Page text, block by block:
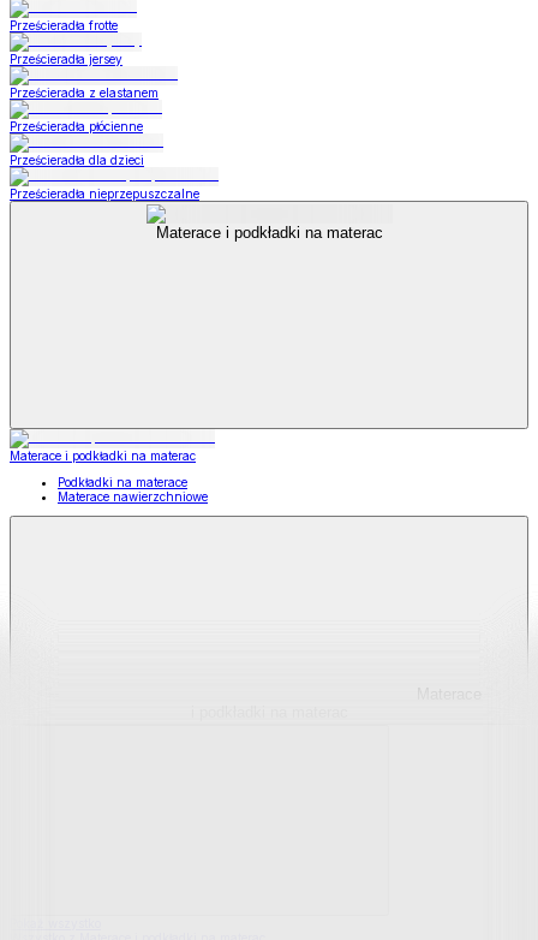
Prześcieradła frotte
Prześcieradła jersey
Prześcieradła z elastanem
Prześcieradła płócienne
Prześcieradła dla dzieci
Prześcieradła nieprzepuszczalne
Materace i podkładki na materac
Materace i podkładki na materac
Podkładki na materace
Materace nawierzchniowe